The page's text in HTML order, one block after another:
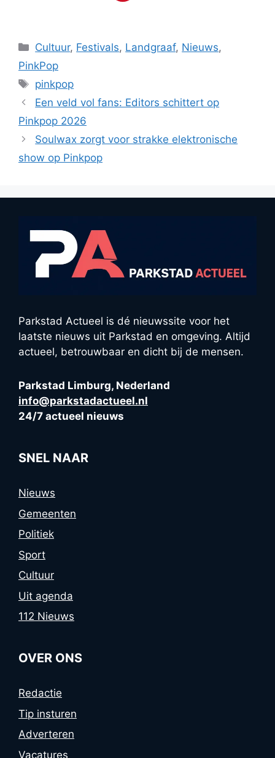
Categorieën
Cultuur, Festivals, Landgraaf, Nieuws,
PinkPop
Tags
pinkpop
Een veld vol fans: Editors schittert op
Pinkpop 2026
Soulwax zorgt voor strakke elektronische
show op Pinkpop
Parkstad Actueel is dé nieuwssite voor het
laatste nieuws uit Parkstad en omgeving. Altijd
actueel, betrouwbaar en dicht bij de mensen.
Parkstad Limburg, Nederland
info@parkstadactueel.nl
24/7 actueel nieuws
SNEL NAAR
Nieuws
Gemeenten
Politiek
Sport
Cultuur
Uit agenda
112 Nieuws
OVER ONS
Redactie
Tip insturen
Adverteren
Vacatures